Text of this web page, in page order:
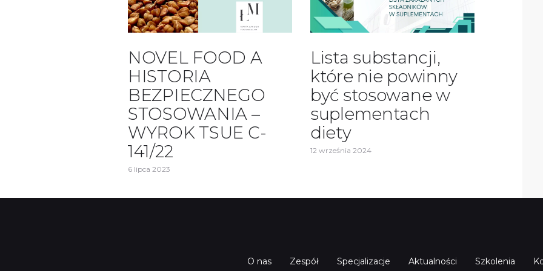
NOVEL FOOD A
HISTORIA
BEZPIECZNEGO
STOSOWANIA –
WYROK TSUE C-
141/22
6 lipca 2023
Lista substancji,
które nie powinny
być stosowane w
suplementach
diety
12 września 2024
O nas Zespół Specjalizacje Aktualności Szkolenia